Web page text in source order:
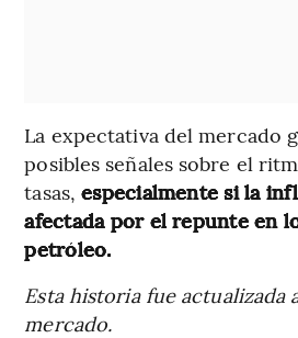
La expectativa del mercado
posibles señales sobre el
tasas,especialmente si la
afectada por el repunte en
petróleo.
Esta historia fue actualizada
mercado.